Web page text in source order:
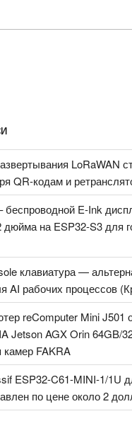
LoRaWAN
QR-кодам и
беспроводной E-Ink
дюйма на ESP32-S3 для
клавиатура —
AI рабочих процессов
reComputer Mini J501
Jetson AGX Orin 64GB/
FAKRA
ESP32-C61-MINI-1/1U
по цене около 2